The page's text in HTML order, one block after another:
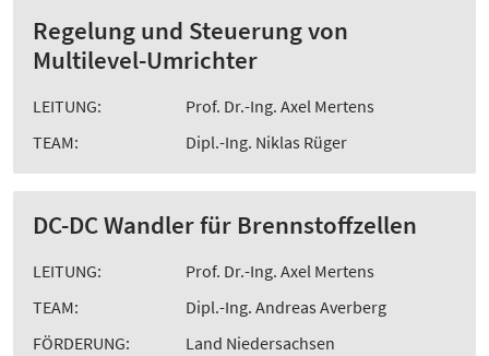
Regelung und Steuerung von
Multilevel-Umrichter
LEITUNG:
Prof. Dr.-Ing. Axel Mertens
TEAM:
Dipl.-Ing. Niklas Rüger
DC-DC Wandler für Brennstoffzellen
LEITUNG:
Prof. Dr.-Ing. Axel Mertens
TEAM:
Dipl.-Ing. Andreas Averberg
FÖRDERUNG:
Land Niedersachsen